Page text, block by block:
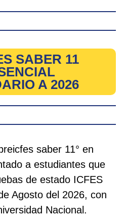
SABER 11
A 2026
saber 11° en
a estudiantes que
de estado ICFES
Agosto del 2026, con
Nacional.